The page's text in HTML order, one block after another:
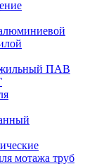
ПАВ
мотажа труб